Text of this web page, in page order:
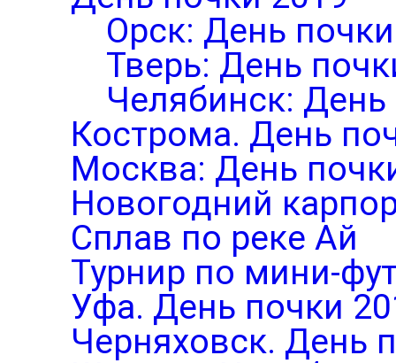
Орск: День почки
Тверь: День
Челябинск:
Кострома. День
Москва: День
Новогодний
Сплав по реке Ай
Турнир по мини-
Уфа. День почки
Черняховск. День